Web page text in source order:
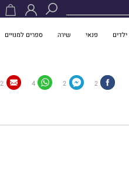
פנאי שירה ספרים למנויים
2
2
4
2